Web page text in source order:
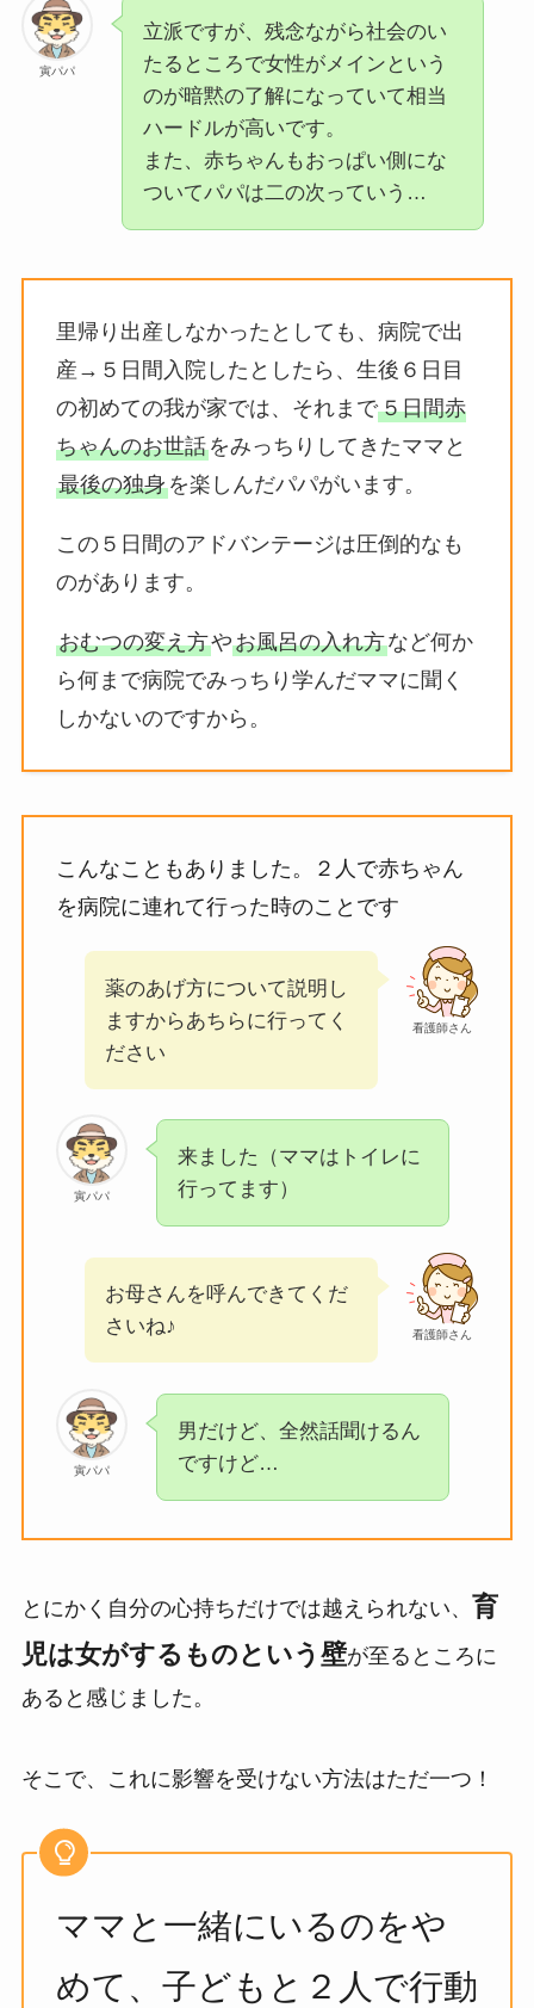
寅パパ
立派ですが、残念ながら社会のい
たるところで女性がメインという
のが暗黙の了解になっていて相当
ハードルが高いです。
また、赤ちゃんもおっぱい側にな
ついてパパは二の次っていう…
里帰り出産しなかったとしても、病院で出
産→５日間入院したとしたら、生後６日目
の初めての我が家では、それまで５日間赤
ちゃんのお世話をみっちりしてきたママと
最後の独身を楽しんだパパがいます。
この５日間のアドバンテージは圧倒的なも
のがあります。
おむつの変え方やお風呂の入れ方など何か
ら何まで病院でみっちり学んだママに聞く
しかないのですから。
こんなこともありました。２人で赤ちゃん
を病院に連れて行った時のことです
看護師さん
薬のあげ方について説明し
ますからあちらに行ってく
ださい
寅パパ
来ました（ママはトイレに
行ってます）
看護師さん
お母さんを呼んできてくだ
さいね♪
寅パパ
男だけど、全然話聞けるん
ですけど…
とにかく自分の心持ちだけでは越えられない、 育
児は女がするものという壁が至るところに
あると感じました。
そこで、これに影響を受けない方法はただ一つ！
ママと一緒にいるのをや
めて、子どもと２人で行動